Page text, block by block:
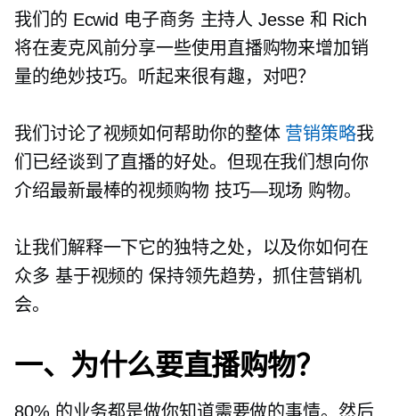
我们的 Ecwid 电子商务 主持人 Jesse 和 Rich
将在麦克风前分享一些使用直播购物来增加销
量的绝妙技巧。听起来很有趣，对吧？
我们讨论了视频如何帮助你的整体 营销策略我
们已经谈到了直播的好处。但现在我们想向你
介绍最新最棒的视频购物 技巧—现场 购物。
让我们解释一下它的独特之处，以及你如何在
众多 基于视频的 保持领先趋势，抓住营销机
会。
一、为什么要直播购物？
80% 的业务都是做你知道需要做的事情。然后